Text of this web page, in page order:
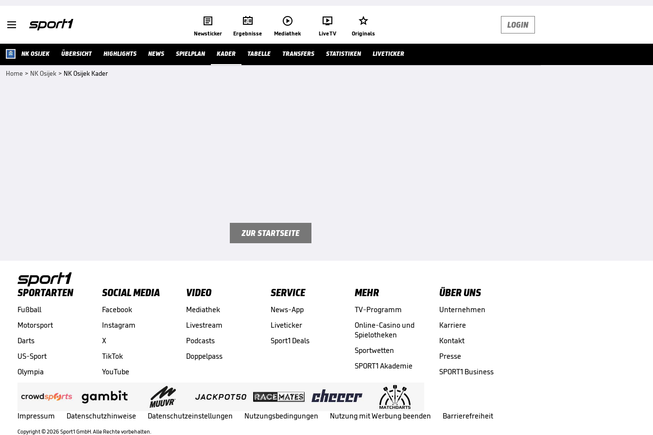
 
Newsticker

Ergebnisse

Mediathek

Live TV

Originals
LOGIN
NK OSIJEK ÜBERSICHT HIGHLIGHTS NEWS SPIELPLAN KADER TABELLE TRANSFERS STATISTIKEN LIVETICKER
Home > NK Osijek > NK Osijek Kader
ZUR STARTSEITE
SPORTARTEN
Fußball
Motorsport
Darts
US-Sport
Olympia
SOCIAL MEDIA
Facebook
Instagram
X
TikTok
YouTube
VIDEO
Mediathek
Livestream
Podcasts
Doppelpass
SERVICE
News-App
Liveticker
Sport1 Deals
MEHR
TV-Programm
Online-Casino und
Spielotheken
Sportwetten
SPORT1 Akademie
ÜBER UNS
Unternehmen
Karriere
Kontakt
Presse
SPORT1 Business
Impressum Datenschutzhinweise Datenschutzeinstellungen Nutzungsbedingungen Nutzung mit Werbung beenden Barrierefreiheit
Copyright ©2026 Sport1 GmbH. Alle Rechte vorbehalten.